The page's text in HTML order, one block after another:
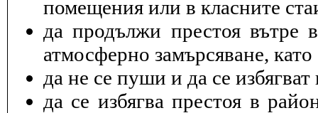
помещения или в класните
да продължи престоя вътре
атмосферно замърсяване,
да не се пуши и да се
да се избягва престоя в